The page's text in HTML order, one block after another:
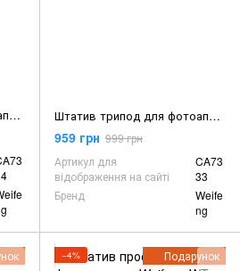
Штатив трипод для фотоапарата Weifeng 3540 3d 156 см (CA7334) Штатив трипод для фотоапарата BPS 3d 139,7 см (CA7333)
959 грн 999 грн
Артикул для
відображення на сайті
CA73
33
Бренд
Weife
ng
Подарунок
−4%